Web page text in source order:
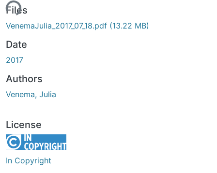
Files
VenemaJulia_2017_07_18.pdf (13.22 MB)
Date
2017
Authors
Venema, Julia
License
In Copyright